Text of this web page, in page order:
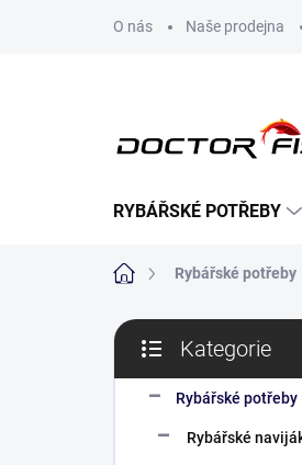
O nás Naše prodejna
RYBÁŘSKÉ POTŘEBY
Domů Rybářské potřeby
P
s
kategorie
Kategorie
Rybářské potřeby
Rybářské